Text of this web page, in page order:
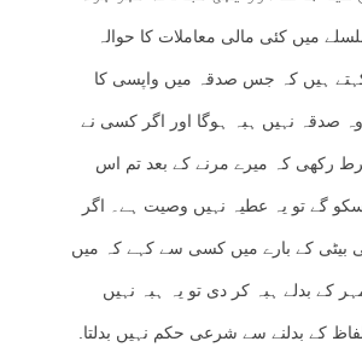
میں کئی مالی معاملات کا حوالہ
کہتے ہیں کہ جس صدقہ میں واپسی کا
صدقہ نہیں ہبہ ہوگا اور اگر کسی نے
رکھی کہ میرے مرنے کے بعد تم اس
گے تو یہ عطیہ نہیں وصیت ہے۔ اگر
بیٹی کے بارے میں کسی سے کہے کہ میں
کے بدلے ہبہ کر دی تو یہ ہبہ نہیں
کے بدلنے سے شرعی حکم نہیں بدلتا.